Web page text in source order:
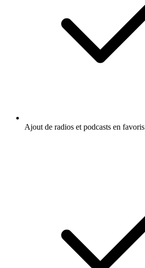
Ajout de radios et podcasts en favoris